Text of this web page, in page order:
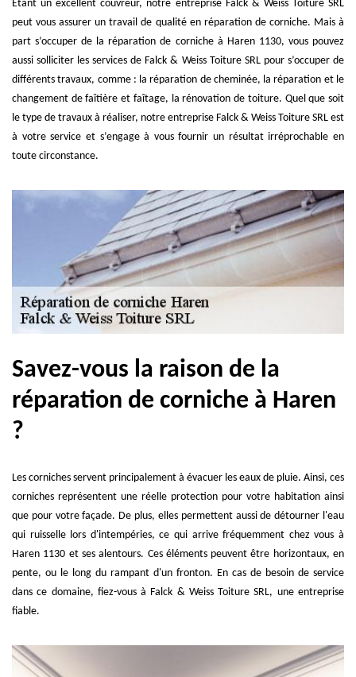
Étant un excellent couvreur, notre entreprise Falck & Weiss Toiture SRL
peut vous assurer un travail de qualité en réparation de corniche. Mais à
part s’occuper de la réparation de corniche à Haren 1130, vous pouvez
aussi solliciter les services de Falck & Weiss Toiture SRL pour s’occuper de
différents travaux, comme : la réparation de cheminée, la réparation et le
changement de faîtière et faîtage, la rénovation de toiture. Quel que soit
le type de travaux à réaliser, notre entreprise Falck & Weiss Toiture SRL est
à votre service et s’engage à vous fournir un résultat irréprochable en
toute circonstance.
Savez-vous la raison de la
réparation de corniche à Haren
?
Les corniches servent principalement à évacuer les eaux de pluie. Ainsi, ces
corniches représentent une réelle protection pour votre habitation ainsi
que pour votre façade. De plus, elles permettent aussi de détourner l'eau
qui ruisselle lors d'intempéries, ce qui arrive fréquemment chez vous à
Haren 1130 et ses alentours. Ces éléments peuvent être horizontaux, en
pente, ou le long du rampant d'un fronton. En cas de besoin de service
dans ce domaine, fiez-vous à Falck & Weiss Toiture SRL, une entreprise
fiable.